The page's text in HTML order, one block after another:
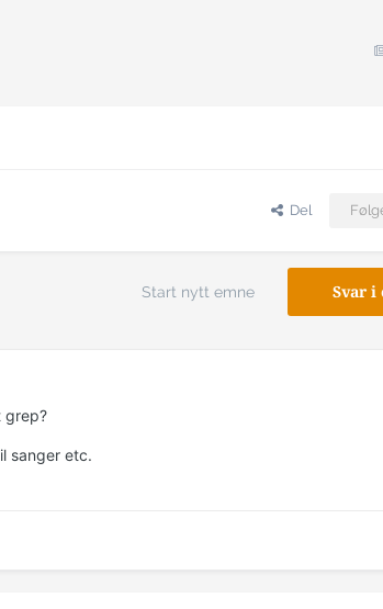
Del
Svar i
Start nytt emne
grep?
sanger etc.